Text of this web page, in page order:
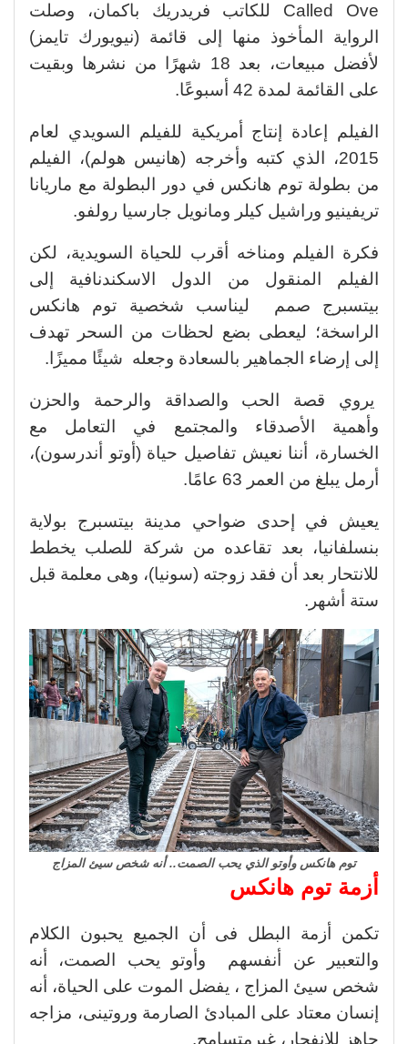
Called Ove للكاتب فريدريك باكمان، وصلت
الرواية المأخوذ منها إلى قائمة (نيويورك تايمز)
لأفضل مبيعات، بعد 18 شهرًا من نشرها وبقيت
على القائمة لمدة 42 أسبوعًا.
الفيلم إعادة إنتاج أمريكية للفيلم السويدي لعام
2015، الذي كتبه وأخرجه (هانيس هولم)، الفيلم
من بطولة توم هانكس في دور البطولة مع ماريانا
تريفينيو وراشيل كيلر ومانويل جارسيا رولفو.
فكرة الفيلم ومناخه أقرب للحياة السويدية، لكن
الفيلم المنقول من الدول الاسكندنافية إلى
بيتسبرج صمم ليناسب شخصية توم هانكس
الراسخة؛ ليعطى بضع لحظات من السحر تهدف
إلى إرضاء الجماهير بالسعادة وجعله شيئًا مميزًا.
يروي قصة الحب والصداقة والرحمة والحزن
وأهمية الأصدقاء والمجتمع في التعامل مع
الخسارة، أننا نعيش تفاصيل حياة (أوتو أندرسون)،
أرمل يبلغ من العمر 63 عامًا.
يعيش في إحدى ضواحي مدينة بيتسبرج بولاية
بنسلفانيا، بعد تقاعده من شركة للصلب يخطط
للانتحار بعد أن فقد زوجته (سونيا)، وهى معلمة قبل
ستة أشهر.
توم هانكس وأوتو الذي يحب الصمت.. أنه شخص سيئ المزاج
أزمة توم هانكس
تكمن أزمة البطل فى أن الجميع يحبون الكلام
والتعبير عن أنفسهم وأوتو يحب الصمت، أنه
شخص سيئ المزاج ، يفضل الموت على الحياة، أنه
إنسان معتاد على المبادئ الصارمة وروتينى، مزاجه
جاهز للانفجار، غيرمتسامح.